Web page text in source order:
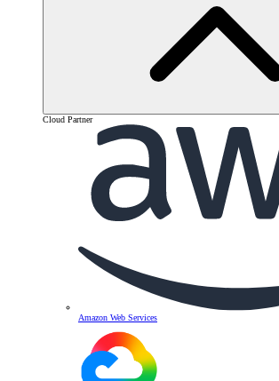
Cloud Partner
Amazon Web Services